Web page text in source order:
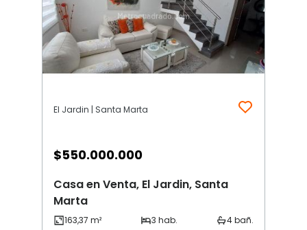
El Jardin | Santa Marta
$550.000.000
Casa en Venta, El Jardin, Santa
Marta